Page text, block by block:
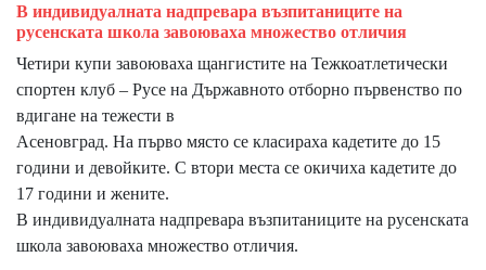
В индивидуалната надпревара възпитаниците на
русенската школа завоюваха множество отличия
Четири купи завоюваха щангистите на Тежкоатлетически
спортен клуб – Русе на Държавното отборно първенство по
вдигане на тежести в
Асеновград. На първо място се класираха кадетите до 15
години и девойките. С втори места се окичиха кадетите до
17 години и жените.
В индивидуалната надпревара възпитаниците на русенската
школа завоюваха множество отличия.